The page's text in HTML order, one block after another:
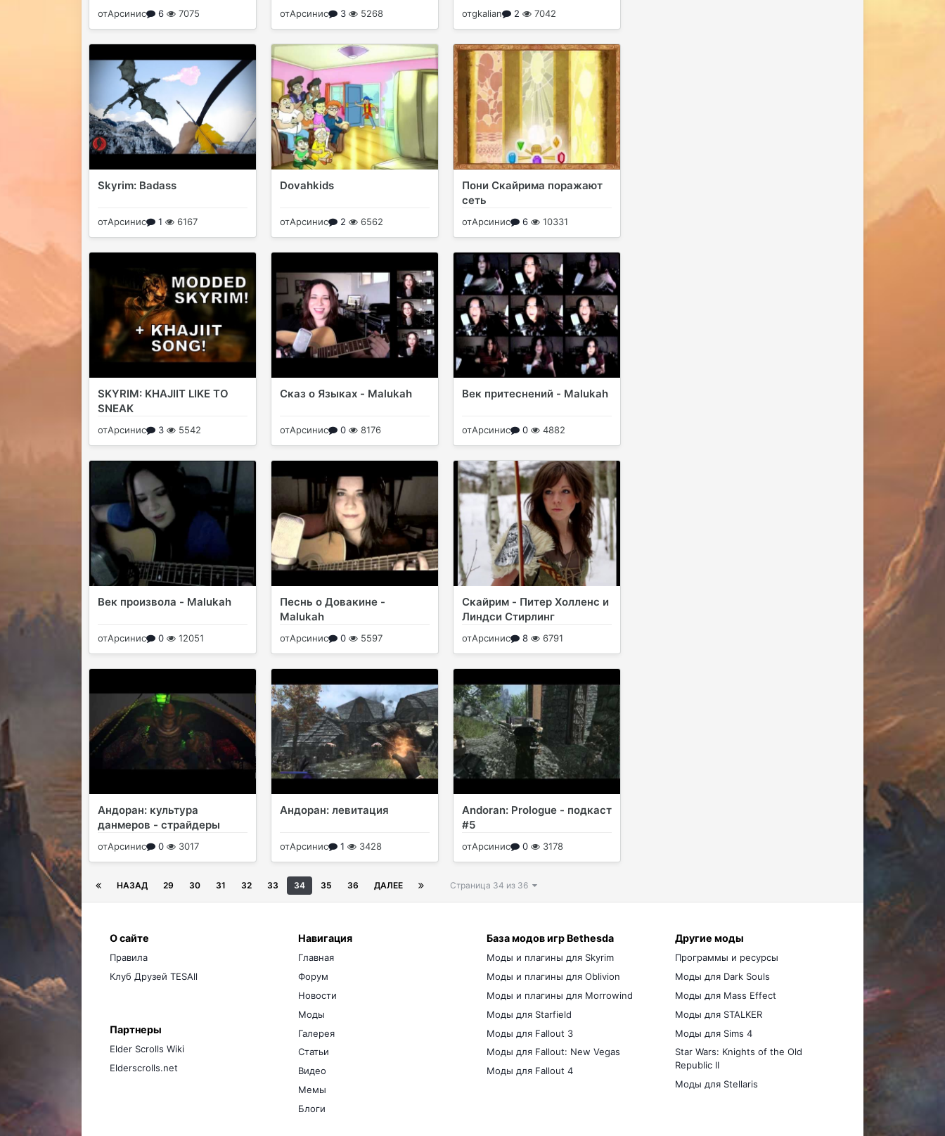
отАрсинис 6 7075 отАрсинис 3 5268 отgkalian 2 7042
Skyrim: Badass
отАрсинис 1 6167
Dovahkids
отАрсинис 2 6562
Пони Скайрима поражают
сеть
отАрсинис 6 10331
SKYRIM: KHAJIIT LIKE TO
SNEAK
отАрсинис 3 5542
Сказ о Языках - Malukah
отАрсинис 0 8176
Век притеснений - Malukah
отАрсинис 0 4882
Век произвола - Malukah
отАрсинис 0 12051
Песнь о Довакине -
Malukah
отАрсинис 0 5597
Скайрим - Питер Холленс и
Линдси Стирлинг
отАрсинис 8 6791
Андоран: культура
данмеров - страйдеры
отАрсинис 0 3017
Андоран: левитация
отАрсинис 1 3428
Andoran: Prologue - подкаст
#5
отАрсинис 0 3178
НАЗАД 29 30 31 32 33 34 35 36 ДАЛЕЕ Страница 34 из 36
О сайте
Правила
Клуб Друзей TESAll
Партнеры
Elder Scrolls Wiki
Elderscrolls.net
Навигация
Главная
Форум
Новости
Моды
Галерея
Статьи
Видео
Мемы
Блоги
База модов игр Bethesda
Моды и плагины для Skyrim
Моды и плагины для Oblivion
Моды и плагины для Morrowind
Моды для Starfield
Моды для Fallout 3
Моды для Fallout: New Vegas
Моды для Fallout 4
Другие моды
Программы и ресурсы
Моды для Dark Souls
Моды для Mass Effect
Моды для STALKER
Моды для Sims 4
Star Wars: Knights of the Old
Republic II
Моды для Stellaris